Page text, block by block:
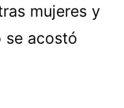
mujeres y
se acostó